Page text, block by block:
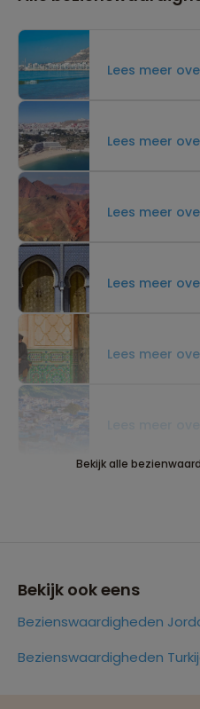
Lees meer
Lees meer
Lees meer
Lees meer
Lees meer
Bekijk alle
Bekijk ook eens
Bezienswaardigheden
Bezienswaardigheden